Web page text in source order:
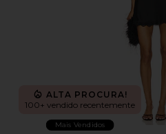
ALTA PROCURA!
100+ vendido recentemente
Mais Vendidos